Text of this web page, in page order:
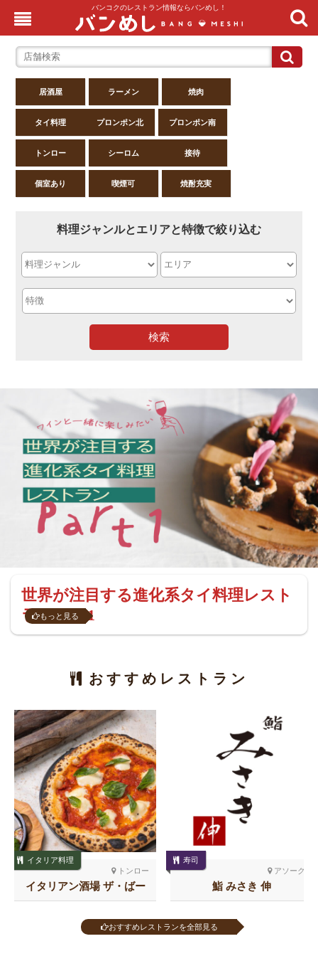
バンコクのレストラン情報ならバンめし！
居酒屋 ラーメン 焼肉
タイ料理 プロンポン北 プロンポン南
トンロー シーロム 接待
個室あり 喫煙可 焼酎充実
料理ジャンルとエリアと特徴で絞り込む
検索
世界が注目する進化系タイ料理レスト
ラン Part1
もっと見る
おすすめレストラン
トンロー
イタリア料理
イタリアン酒場 ザ・ばー
る トンロー
アソーク
寿司
鮨 みさき 伸
おすすめレストランを全部見る